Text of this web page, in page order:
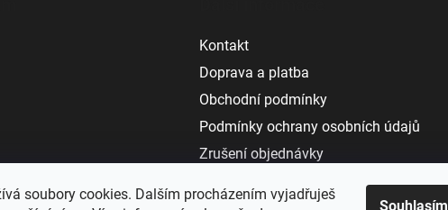
soubory cookies. Dalším procházením vyjadřuješ
Souhlasím
Kontakt
Doprava a platba
Obchodní podmínky
Podmínky ochrany osobních údajů
Zrušení objednávky